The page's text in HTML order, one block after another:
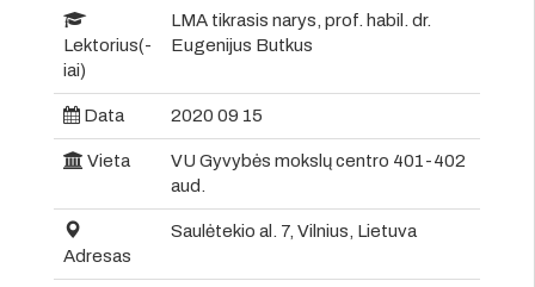
Lektorius(-
iai)
LMA tikrasis narys, prof. habil. dr.
Eugenijus Butkus
Data 2020 09 15
Vieta
VU Gyvybės mokslų centro 401-402
aud.
Adresas
Saulėtekio al. 7, Vilnius, Lietuva